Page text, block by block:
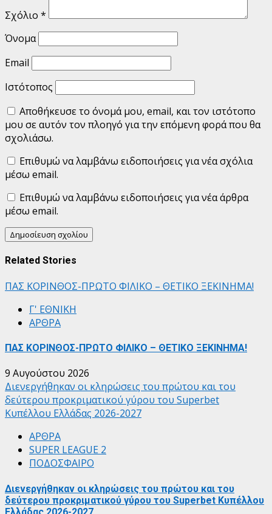
Σχόλιο *
Όνομα
Email
Ιστότοπος
Αποθήκευσε το όνομά μου, email, και τον ιστότοπο
μου σε αυτόν τον πλοηγό για την επόμενη φορά που θα
σχολιάσω.
Επιθυμώ να λαμβάνω ειδοποιήσεις για νέα σχόλια
μέσω email.
Επιθυμώ να λαμβάνω ειδοποιήσεις για νέα άρθρα
μέσω email.
Related Stories
ΠΑΣ ΚΟΡΙΝΘΟΣ-ΠΡΩΤΟ ΦΙΛΙΚΟ – ΘΕΤΙΚΟ ΞΕΚΙΝΗΜΑ!
Γ' ΕΘΝΙΚΗ
ΑΡΘΡΑ
ΠΑΣ ΚΟΡΙΝΘΟΣ-ΠΡΩΤΟ ΦΙΛΙΚΟ – ΘΕΤΙΚΟ ΞΕΚΙΝΗΜΑ!
9 Αυγούστου 2026
Διενεργήθηκαν οι κληρώσεις του πρώτου και του
δεύτερου προκριματικού γύρου του Superbet
Κυπέλλου Ελλάδας 2026-2027
ΑΡΘΡΑ
SUPER LEAGUE 2
ΠΟΔΟΣΦΑΙΡΟ
Διενεργήθηκαν οι κληρώσεις του πρώτου και του
δεύτερου προκριματικού γύρου του Superbet Κυπέλλου
Ελλάδας 2026-2027